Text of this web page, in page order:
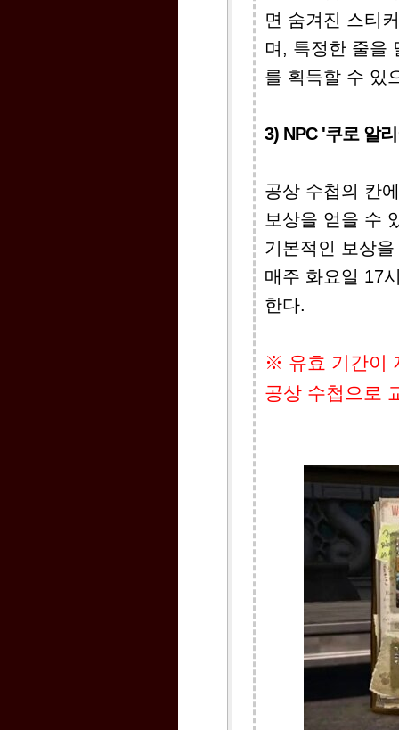
면 숨겨진 스티
며, 특정한 줄을
를 획득할 수 있
3) NPC '쿠로 알
공상 수첩의 칸
보상을 얻을 수
기본적인 보상
매주 화요일 17
한다.
※ 유효 기간이
공상 수첩으로